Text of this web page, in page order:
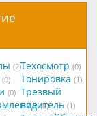
(2)
(0)
(0)
(0)
Техосмотр (0)
Тонировка (1)
Трезвый
водитель (1)